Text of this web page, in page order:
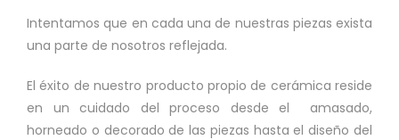
Intentamos que en cada una de nuestras piezas exista
una parte de nosotros reflejada.
El éxito de nuestro producto propio de cerámica reside
en un cuidado del proceso desde el amasado,
horneado o decorado de las piezas hasta el diseño del